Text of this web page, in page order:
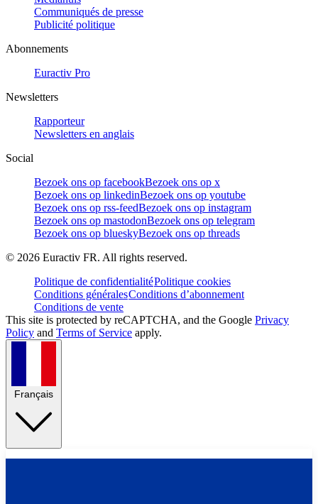
Communiqués de presse
Publicité politique
Abonnements
Euractiv Pro
Newsletters
Rapporteur
Newsletters en anglais
Social
Bezoek ons op facebookBezoek ons op x
Bezoek ons op linkedinBezoek ons op youtube
Bezoek ons op rss-feedBezoek ons op instagram
Bezoek ons op mastodonBezoek ons op telegram
Bezoek ons op blueskyBezoek ons op threads
© 2026 Euractiv FR. All rights reserved.
Politique de confidentialitéPolitique cookies
Conditions généralesConditions d’abonnement
Conditions de vente
This site is protected by reCAPTCHA, and the Google Privacy
Policy and Terms of Service apply.
Français